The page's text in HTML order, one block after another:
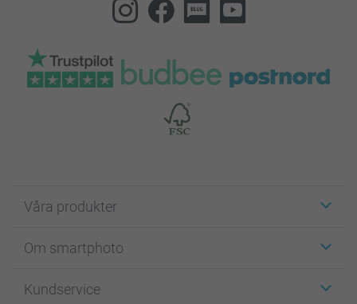
Våra produkter
Fotokort
Fotoböcker
Om smartphoto
För affiliates
Kundservice